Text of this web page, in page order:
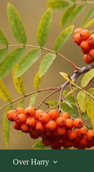
Over Harry